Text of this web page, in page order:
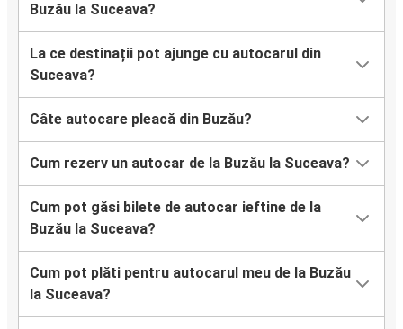
Buzău la Suceava?
La ce destinații pot ajunge cu autocarul din
Suceava?
Câte autocare pleacă din Buzău?
Cum rezerv un autocar de la Buzău la Suceava?
Cum pot găsi bilete de autocar ieftine de la
Buzău la Suceava?
Cum pot plăti pentru autocarul meu de la Buzău
la Suceava?